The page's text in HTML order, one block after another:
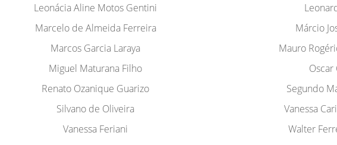
Leonácia Aline Motos Gentini
Marcelo de Almeida Ferreira
Márcio
Marcos Garcia Laraya
Mauro
Miguel Maturana Filho
Oscar
Renato Ozanique Guarizo
Segundo
Silvano de Oliveira
Vanessa
Vanessa Feriani
Walter